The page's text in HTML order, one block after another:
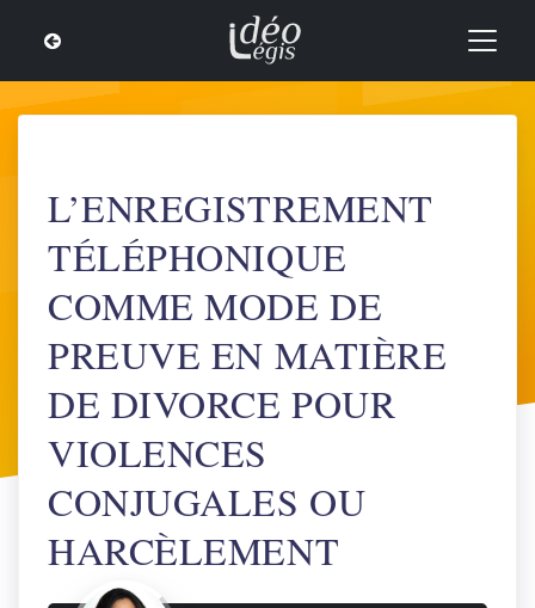
L’ENREGISTREMENT
TÉLÉPHONIQUE
COMME MODE DE
PREUVE EN MATIÈRE
DE DIVORCE POUR
VIOLENCES
CONJUGALES OU
HARCÈLEMENT